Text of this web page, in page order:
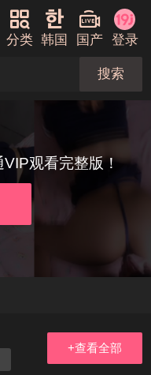
分类 韩国 国产 登录
搜索
观看完整版！
+查看全部